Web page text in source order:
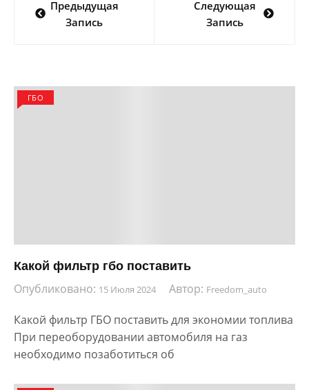
по
Предыдущая
Запись
Следующая
Запись
ГБО
Какой фильтр гбо поставить
Опубликовано: 15 Июля 2024 Автор: Freedom_auto
Какой фильтр ГБО поставить для экономии топлива
При переоборудовании автомобиля на газ
необходимо позаботиться об